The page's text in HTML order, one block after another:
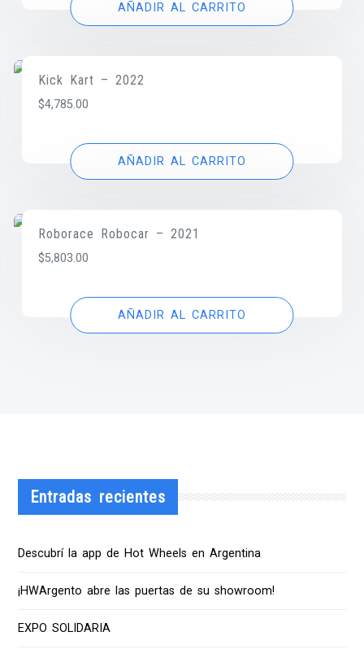
AÑADIR AL CARRITO
Kick Kart – 2022
$4,785.00
AÑADIR AL CARRITO
Roborace Robocar – 2021
$5,803.00
AÑADIR AL CARRITO
Entradas recientes
Descubrí la app de Hot Wheels en Argentina
¡HWArgento abre las puertas de su showroom!
EXPO SOLIDARIA